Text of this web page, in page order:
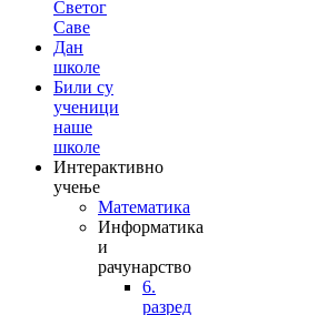
Светог
Саве
Дан
школе
Били су
ученици
наше
школе
Интерактивно
учење
Математика
Информатика
и
рачунарство
6.
разред